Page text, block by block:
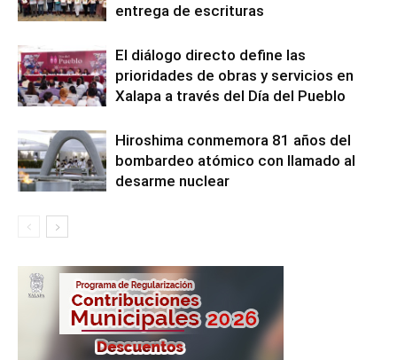
entrega de escrituras
El diálogo directo define las
prioridades de obras y servicios en
Xalapa a través del Día del Pueblo
Hiroshima conmemora 81 años del
bombardeo atómico con llamado al
desarme nuclear